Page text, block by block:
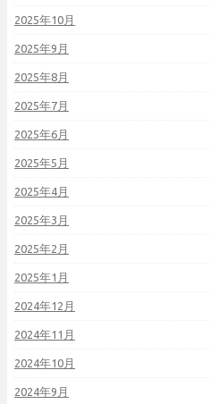
2025年10月
2025年9月
2025年8月
2025年7月
2025年6月
2025年5月
2025年4月
2025年3月
2025年2月
2025年1月
2024年12月
2024年11月
2024年10月
2024年9月